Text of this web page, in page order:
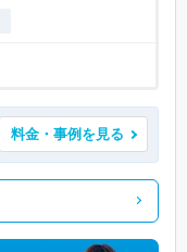
料金・事例を見る